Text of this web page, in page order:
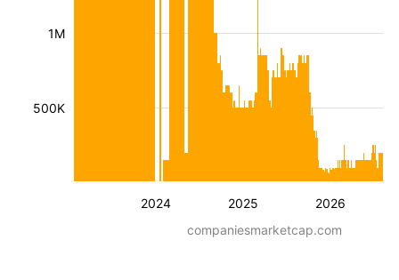
2024 2025 2026
500K
1M
companiesmarketcap.com